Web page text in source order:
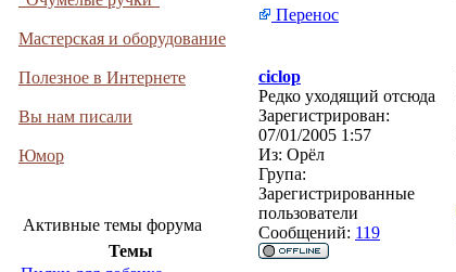
Мастерская и оборудование
Полезное в Интернете
Вы нам писали
Юмор
Активные темы форума
Темы
Перенос
ciclop
Редко уходящий отсюда
Зарегистрирован:
07/01/2005 1:57
Из: Орёл
Група:
Зарегистрированные
пользователи
Сообщений: 119